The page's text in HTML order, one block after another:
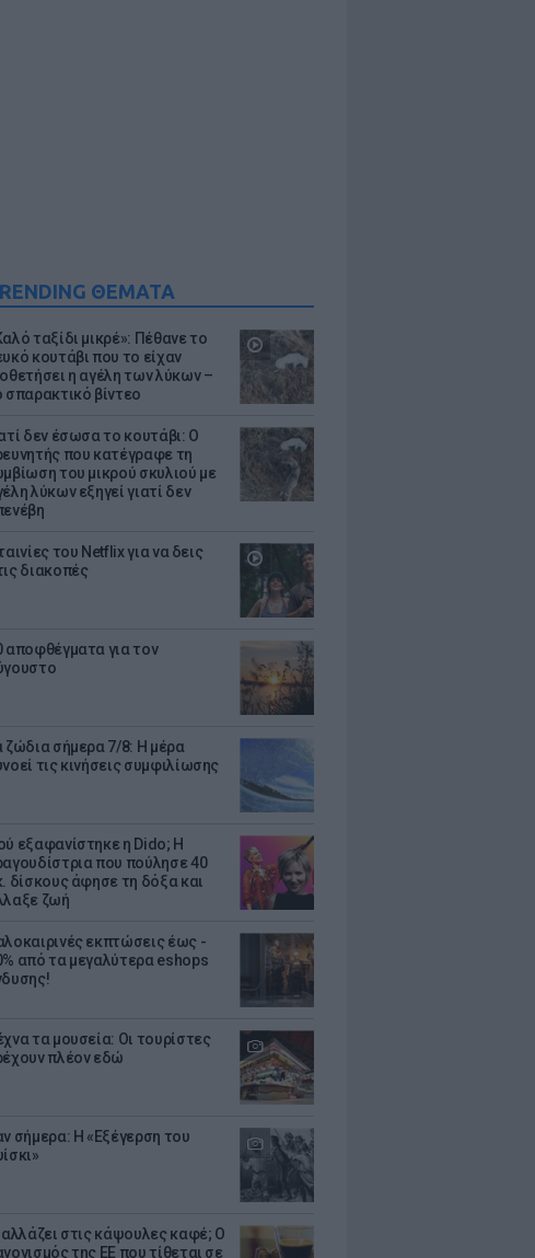
ΘΕΜΑΤΑ
ταξίδι μικρέ»: Πέθανε το
κουτάβι που το είχαν
η αγέλη των λύκων –
σπαρακτικό βίντεο
δεν έσωσα το κουτάβι: Ο
που κατέγραφε τη
του μικρού σκυλιού με
λύκων εξηγεί γιατί δεν
του Netflix για να δεις
διακοπές
αποφθέγματα για τον
ζώδια σήμερα 7/8: Η μέρα
τις κινήσεις συμφιλίωσης
εξαφανίστηκε η Dido; Η
που πούλησε 40
δίσκους άφησε τη δόξα και
ζωή
εκπτώσεις έως -
από τα μεγαλύτερα eshops
τα μουσεία: Οι τουρίστες
πλέον εδώ
σήμερα: Η «Εξέγερση του
αλλάζει στις κάψουλες καφέ; Ο
της ΕΕ που τίθεται σε